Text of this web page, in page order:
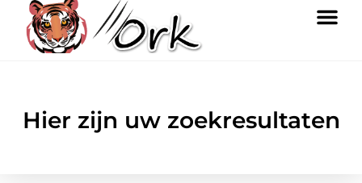
Hier zijn uw zoekresultaten